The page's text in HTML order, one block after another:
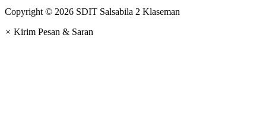
Copyright © 2026 SDIT Salsabila 2 Klaseman
× Kirim Pesan & Saran